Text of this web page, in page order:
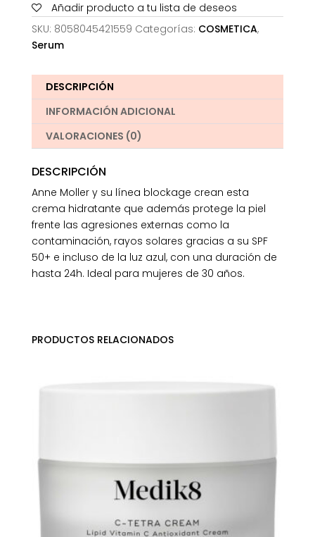
Añadir producto a tu lista de deseos
SKU: 8058045421559 Categorías: COSMETICA,
Serum
DESCRIPCIÓN
INFORMACIÓN ADICIONAL
VALORACIONES (0)
DESCRIPCIÓN
Anne Moller y su línea blockage crean esta
crema hidratante que además protege la piel
frente las agresiones externas como la
contaminación, rayos solares gracias a su SPF
50+ e incluso de la luz azul, con una duración de
hasta 24h. Ideal para mujeres de 30 años.
PRODUCTOS RELACIONADOS